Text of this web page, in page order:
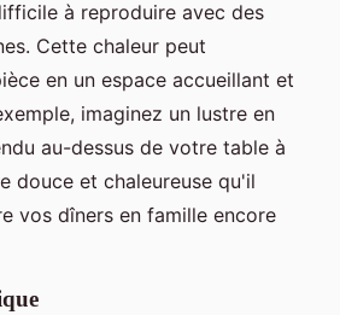
à reproduire avec des
Cette chaleur peut
en un espace accueillant et
imaginez un lustre en
au-dessus de votre table à
douce et chaleureuse qu'il
vos dîners en famille encore